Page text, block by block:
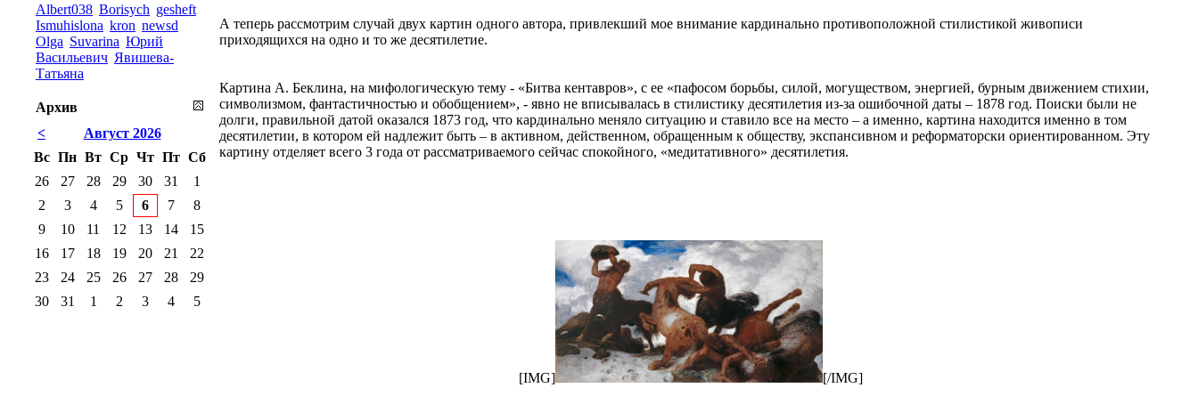
А теперь рассмотрим случай двух картин одного автора, привлекший мое внимание кардинально противоположной стилистикой живописи
приходящихся на одно и то же десятилетие.
Картина А. Беклина, на мифологическую тему - «Битва кентавров», с ее «пафосом борьбы, силой, могуществом, энергией, бурным движением стихии,
символизмом, фантастичностью и обобщением», - явно не вписывалась в стилистику десятилетия из-за ошибочной даты – 1878 год. Поиски были не
долги, правильной датой оказался 1873 год, что кардинально меняло ситуацию и ставило все на место – а именно, картина находится именно в том
десятилетии, в котором ей надлежит быть – в активном, действенном, обращенным к обществу, экспансивном и реформаторски ориентированном. Эту
картину отделяет всего 3 года от рассматриваемого сейчас спокойного, «медитативного» десятилетия.
[IMG] [/IMG]
Albert038 Borisych gesheft
Ismuhislona kron newsd
Olga Suvarina Юрий
Васильевич Явишева-
Татьяна
Архив
<
Август 2026
Вс Пн Вт Ср Чт Пт Сб
26
27 28 29 30 31
1
2
3 4 5 6 7
8
9
10 11 12 13 14
15
16
17 18 19 20 21
22
23
24 25 26 27 28
29
30
31 1 2 3 4 5